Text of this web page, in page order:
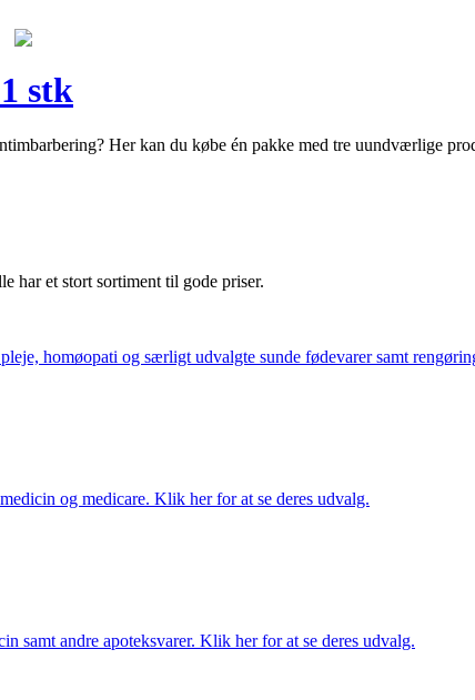
stk
Her kan du købe én pakke med tre uundværlige
har et stort sortiment til gode priser.
homøopati og særligt udvalgte sunde fødevarer samt
og medicare. Klik her for at se deres udvalg.
samt andre apoteksvarer. Klik her for at se deres udvalg.